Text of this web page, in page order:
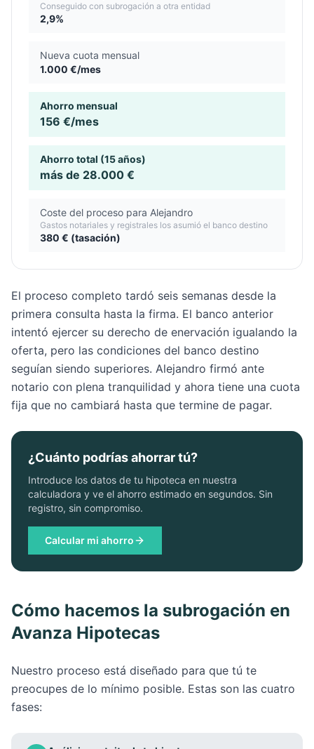
Conseguido con subrogación a otra entidad
2,9%
Nueva cuota mensual
1.000 €/mes
Ahorro mensual
156 €/mes
Ahorro total (15 años)
más de 28.000 €
Coste del proceso para Alejandro
Gastos notariales y registrales los asumió el banco destino
380 € (tasación)
El proceso completo tardó seis semanas desde la
primera consulta hasta la firma. El banco anterior
intentó ejercer su derecho de enervación igualando la
oferta, pero las condiciones del banco destino
seguían siendo superiores. Alejandro firmó ante
notario con plena tranquilidad y ahora tiene una cuota
fija que no cambiará hasta que termine de pagar.
¿Cuánto podrías ahorrar tú?
Introduce los datos de tu hipoteca en nuestra
calculadora y ve el ahorro estimado en segundos. Sin
registro, sin compromiso.
Calcular mi ahorro
Cómo hacemos la subrogación en
Avanza Hipotecas
Nuestro proceso está diseñado para que tú te
preocupes de lo mínimo posible. Estas son las cuatro
fases: